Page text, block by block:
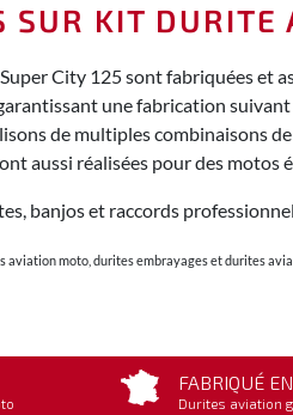
SUR KIT DURITE
City 125 sont fabriquées et
une fabrication
de multiples combinaisons
aussi réalisées pour des motos
banjos et raccords
aviation moto, durites embrayages et durites
FABRIQUÉ
Durites aviation